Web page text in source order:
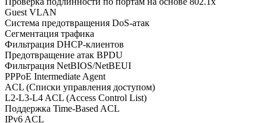
Guest VLAN
Система предотвращения DoS-атак
Сегментация трафика
Фильтрация DHCP-клиентов
Предотвращение атак BPDU
Фильтрация NetBIOS/NetBEUI
PPPoE Intermediate Agent
ACL (Списки управления доступом)
L2-L3-L4 ACL (Access Control List)
Поддержка Time-Based ACL
IPv6 ACL